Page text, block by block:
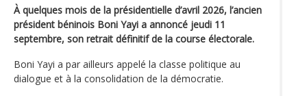
À quelques mois de la présidentielle d’avril 2026, l’ancien
président béninois Boni Yayi a annoncé jeudi 11
septembre, son retrait définitif de la course électorale.
Boni Yayi a par ailleurs appelé la classe politique au
dialogue et à la consolidation de la démocratie.